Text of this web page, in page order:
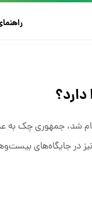
۶ هزار نفر در ۳۰ کشور جهان
در جایگاه‌های